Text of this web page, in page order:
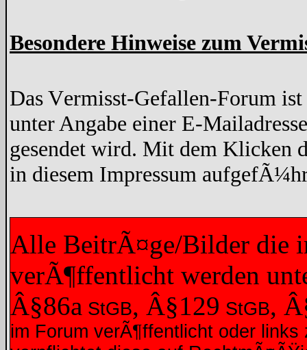
Besondere Hinweise zum
Das Vermisst-Gefallen-Forum
unter Angabe einer E-
gesendet wird. Mit dem Klicken
in diesem Impressum
Alle BeitrÃ¤ge/Bilder die
verÃ¶ffentlicht werden
Â§86a StGB, Â§129 StGB,
im Forum verÃ¶ffentlicht oder